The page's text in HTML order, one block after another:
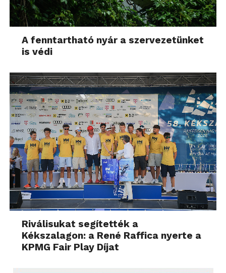
A fenntartható nyár a szervezetünket
is védi
Riválisukat segítették a
Kékszalagon: a René Raffica nyerte a
KPMG Fair Play Díjat